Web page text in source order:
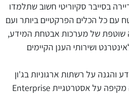
בסייבר סקיוריטי חשוב שתלמדו
עם כל הכלים הפרקטיים ביותר ועם
שוטפת של מערכות אבטחת המידע,
ושירותי הענן הקיימים
והגנה על רשתות ארגוניות בג'ון
ברייס תלמדו לעומק ובצורה מקיפה על אסטרטגיית Enterprise